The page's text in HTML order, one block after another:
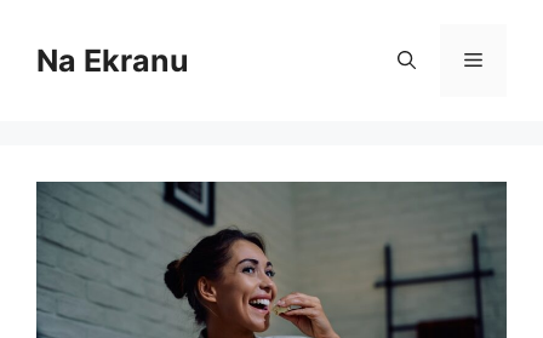
contentNa Ekranu Menu